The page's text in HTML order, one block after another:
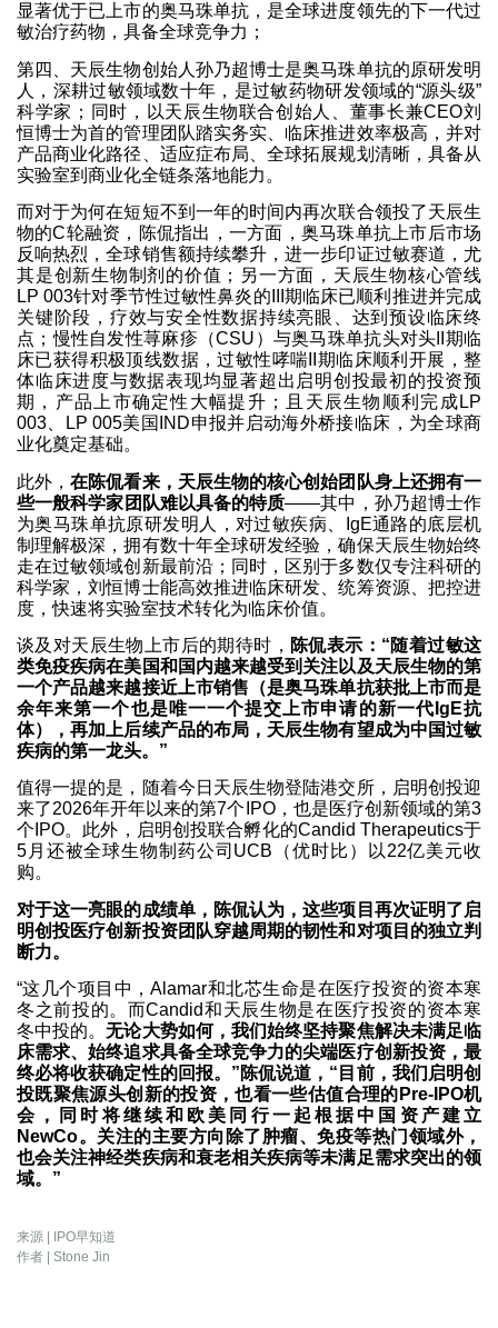
显著优于已上市的奥马珠单抗，是全球进度领先的下一代过
敏治疗药物，具备全球竞争力；
第四、天辰生物创始人孙乃超博士是奥马珠单抗的原研发明
人，深耕过敏领域数十年，是过敏药物研发领域的“源头级”
科学家；同时，以天辰生物联合创始人、董事长兼CEO刘
恒博士为首的管理团队踏实务实、临床推进效率极高，并对
产品商业化路径、适应症布局、全球拓展规划清晰，具备从
实验室到商业化全链条落地能力。
而对于为何在短短不到一年的时间内再次联合领投了天辰生
物的C轮融资，陈侃指出，一方面，奥马珠单抗上市后市场
反响热烈，全球销售额持续攀升，进一步印证过敏赛道，尤
其是创新生物制剂的价值；另一方面，天辰生物核心管线
LP 003针对季节性过敏性鼻炎的III期临床已顺利推进并完成
关键阶段，疗效与安全性数据持续亮眼、达到预设临床终
点；慢性自发性荨麻疹（CSU）与奥马珠单抗头对头II期临
床已获得积极顶线数据，过敏性哮喘II期临床顺利开展，整
体临床进度与数据表现均显著超出启明创投最初的投资预
期，产品上市确定性大幅提升；且天辰生物顺利完成LP
003、LP 005美国IND申报并启动海外桥接临床，为全球商
业化奠定基础。
此外，在陈侃看来，天辰生物的核心创始团队身上还拥有一
些一般科学家团队难以具备的特质——其中，孙乃超博士作
为奥马珠单抗原研发明人，对过敏疾病、IgE通路的底层机
制理解极深，拥有数十年全球研发经验，确保天辰生物始终
走在过敏领域创新最前沿；同时，区别于多数仅专注科研的
科学家，刘恒博士能高效推进临床研发、统筹资源、把控进
度，快速将实验室技术转化为临床价值。
谈及对天辰生物上市后的期待时， 陈侃表示：“随着过敏这
类免疫疾病在美国和国内越来越受到关注以及天辰生物的第
一个产品越来越接近上市销售（是奥马珠单抗获批上市而是
余年来第一个也是唯一一个提交上市申请的新一代IgE抗
体），再加上后续产品的布局，天辰生物有望成为中国过敏
疾病的第一龙头。”
值得一提的是，随着今日天辰生物登陆港交所，启明创投迎
来了2026年开年以来的第7个IPO，也是医疗创新领域的第3
个IPO。此外，启明创投联合孵化的Candid Therapeutics于
5月还被全球生物制药公司UCB（优时比）以22亿美元收
购。
对于这一亮眼的成绩单，陈侃认为，这些项目再次证明了启
明创投医疗创新投资团队穿越周期的韧性和对项目的独立判
断力。
“这几个项目中，Alamar和北芯生命是在医疗投资的资本寒
冬之前投的。而Candid和天辰生物是在医疗投资的资本寒
冬中投的。无论大势如何，我们始终坚持聚焦解决未满足临
床需求、始终追求具备全球竞争力的尖端医疗创新投资，最
终必将收获确定性的回报。”陈侃说道，“目前，我们启明创
投既聚焦源头创新的投资，也看一些估值合理的Pre-IPO机
会，同时将继续和欧美同行一起根据中国资产建立
NewCo。关注的主要方向除了肿瘤、免疫等热门领域外，
也会关注神经类疾病和衰老相关疾病等未满足需求突出的领
域。”
来源 | IPO早知道
作者 | Stone Jin